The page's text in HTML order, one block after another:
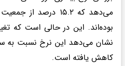
می‌دهد که ۱۵.۲ درصد
بوده‌اند. این در حالی است که
کاهش یافته است.